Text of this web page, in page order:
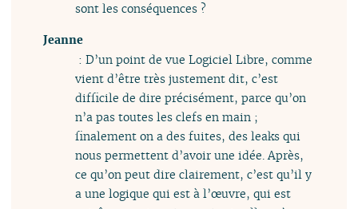
sont les conséquences ?
Jeanne
: D’un point de vue Logiciel Libre, comme
vient d’être très justement dit, c’est
difficile de dire précisément, parce qu’on
n’a pas toutes les clefs en main ;
finalement on a des fuites, des leaks qui
nous permettent d’avoir une idée. Après,
ce qu’on peut dire clairement, c’est qu’il y
a une logique qui est à l’œuvre, qui est